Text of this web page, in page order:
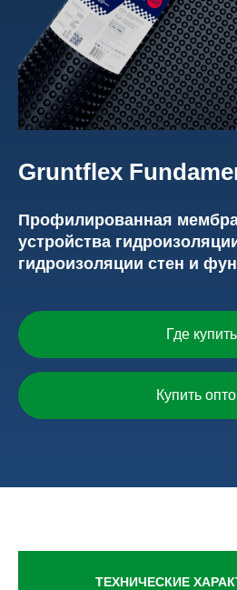
Gruntflex
Профилированная
устройства
гидроизоляции стен и
Где купить
Купить
ТЕХНИЧЕСКИЕ